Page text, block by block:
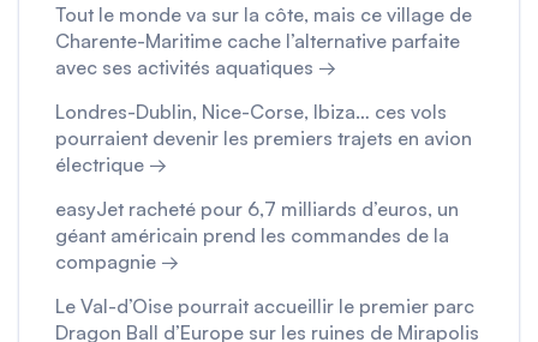
Tout le monde va sur la côte, mais ce village de
Charente-Maritime cache l’alternative parfaite
avec ses activités aquatiques →
Londres-Dublin, Nice-Corse, Ibiza… ces vols
pourraient devenir les premiers trajets en avion
électrique →
easyJet racheté pour 6,7 milliards d’euros, un
géant américain prend les commandes de la
compagnie →
Le Val-d’Oise pourrait accueillir le premier parc
Dragon Ball d’Europe sur les ruines de Mirapolis